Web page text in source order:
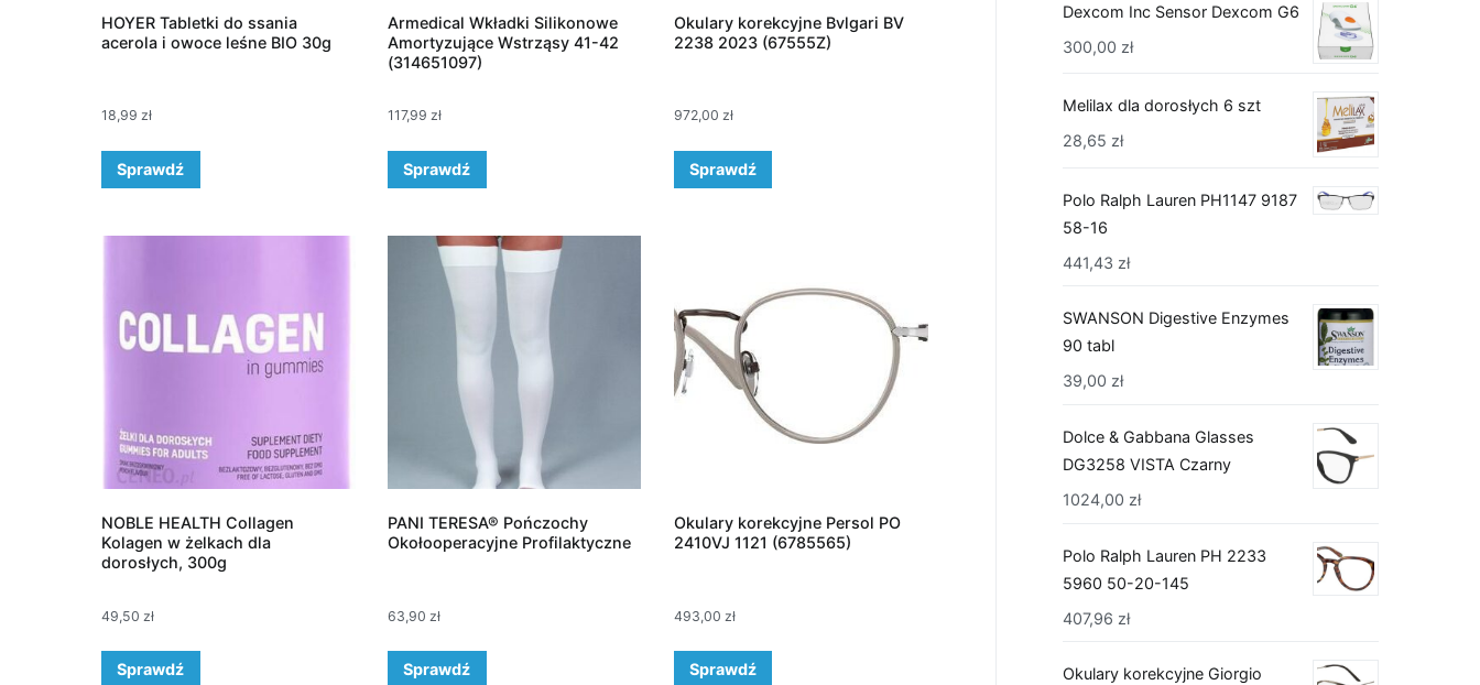
HOYER Tabletki do ssania
acerola i owoce leśne BIO 30g
18,99 zł
Sprawdź
Armedical Wkładki Silikonowe
Amortyzujące Wstrząsy 41-42
(314651097)
117,99 zł
Sprawdź
Okulary korekcyjne Bvlgari BV
2238 2023 (67555Z)
972,00 zł
Sprawdź
NOBLE HEALTH Collagen
Kolagen w żelkach dla
dorosłych, 300g
49,50 zł
Sprawdź
PANI TERESA® Pończochy
Okołooperacyjne Profilaktyczne
63,90 zł
Sprawdź
Okulary korekcyjne Persol PO
2410VJ 1121 (6785565)
493,00 zł
Sprawdź
Dexcom Inc Sensor Dexcom G6
300,00 zł
Melilax dla dorosłych 6 szt
28,65 zł
Polo Ralph Lauren PH1147 9187
58-16
441,43 zł
SWANSON Digestive Enzymes
90 tabl
39,00 zł
Dolce & Gabbana Glasses
DG3258 VISTA Czarny
1024,00 zł
Polo Ralph Lauren PH 2233
5960 50-20-145
407,96 zł
Okulary korekcyjne Giorgio